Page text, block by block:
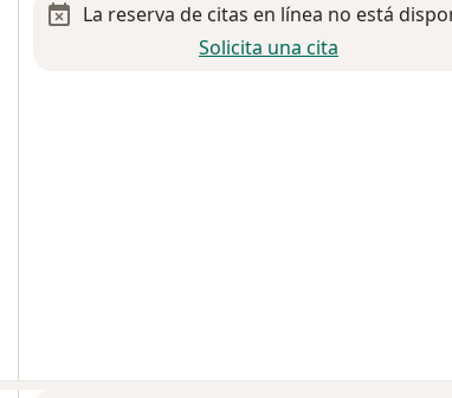
La reserva de citas en línea no está
Solicita una cita